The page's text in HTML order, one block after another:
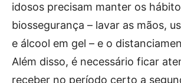
idosos precisam manter os
biossegurança – lavar as mãos,
e álcool em gel – e o
Além disso, é necessário ficar
receber no período certo a